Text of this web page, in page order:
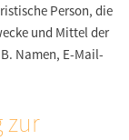
Person, die
und Mittel der
Namen, E-Mail-
zur